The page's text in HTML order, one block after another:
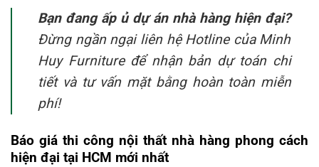
Bạn đang ấp ủ dự án nhà hàng hiện đại?
Đừng ngần ngại liên hệ Hotline của Minh
Huy Furniture để nhận bản dự toán chi
tiết và tư vấn mặt bằng hoàn toàn miễn
phí!
Báo giá thi công nội thất nhà hàng phong cách
hiện đại tại HCM mới nhất